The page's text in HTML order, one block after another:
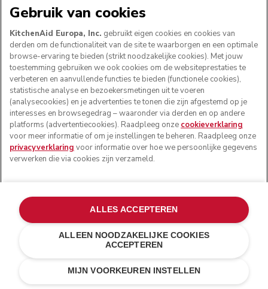
€ 97,30 € 139,00
Kosten besparen€ 41,70
Voornaam
Achternaam
Ik ga ermee akkoord dat mijn persoonlijke gegevens
worden verwerkt, zodat KitchenAid Europa Inc. mij
marketingberichten kan sturen via elektronische kanalen.
Meer lezen
gepersonaliseerde marketingberichten kan sturen.
Meer lezen
AANMELDEN
Gebruik van cookies
KitchenAid Europa, Inc. gebruikt eigen cookies en cookies van
derden om de functionaliteit van de site te waarborgen en een optimale
browse-ervaring te bieden (strikt noodzakelijke cookies). Met jouw
toestemming gebruiken we ook cookies om de websiteprestaties te
verbeteren en aanvullende functies te bieden (functionele cookies),
statistische analyse en bezoekersmetingen uit te voeren
(analysecookies) en je advertenties te tonen die zijn afgestemd op je
interesses en browsegedrag – waaronder via derden en op andere
platforms (advertentiecookies). Raadpleeg onze cookieverklaring
voor meer informatie of om je instellingen te beheren. Raadpleeg onze
privacyverklaring voor informatie over hoe we persoonlijke gegevens
verwerken die via cookies zijn verzameld.
MIJN VOORKEUREN INSTELLEN
ALLEEN NOODZAKELIJKE COOKIES
ACCEPTEREN
ALLES ACCEPTEREN